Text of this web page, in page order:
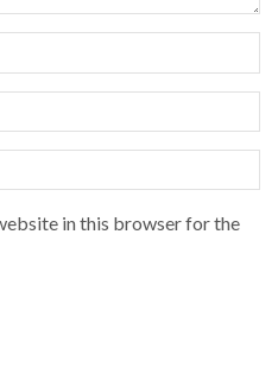
in this browser for the